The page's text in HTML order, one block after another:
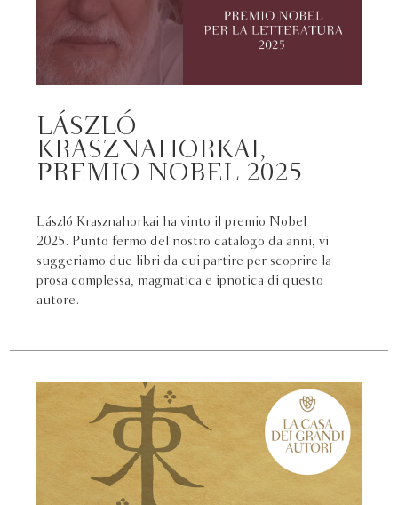
LÁSZLÓ
KRASZNAHORKAI,
PREMIO NOBEL 2025
László Krasznahorkai ha vinto il premio Nobel
2025. Punto fermo del nostro catalogo da anni, vi
suggeriamo due libri da cui partire per scoprire la
prosa complessa, magmatica e ipnotica di questo
autore.